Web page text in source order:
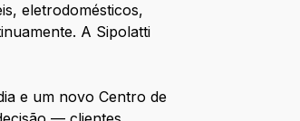
eletrodomésticos,
A Sipolatti
e um novo Centro de